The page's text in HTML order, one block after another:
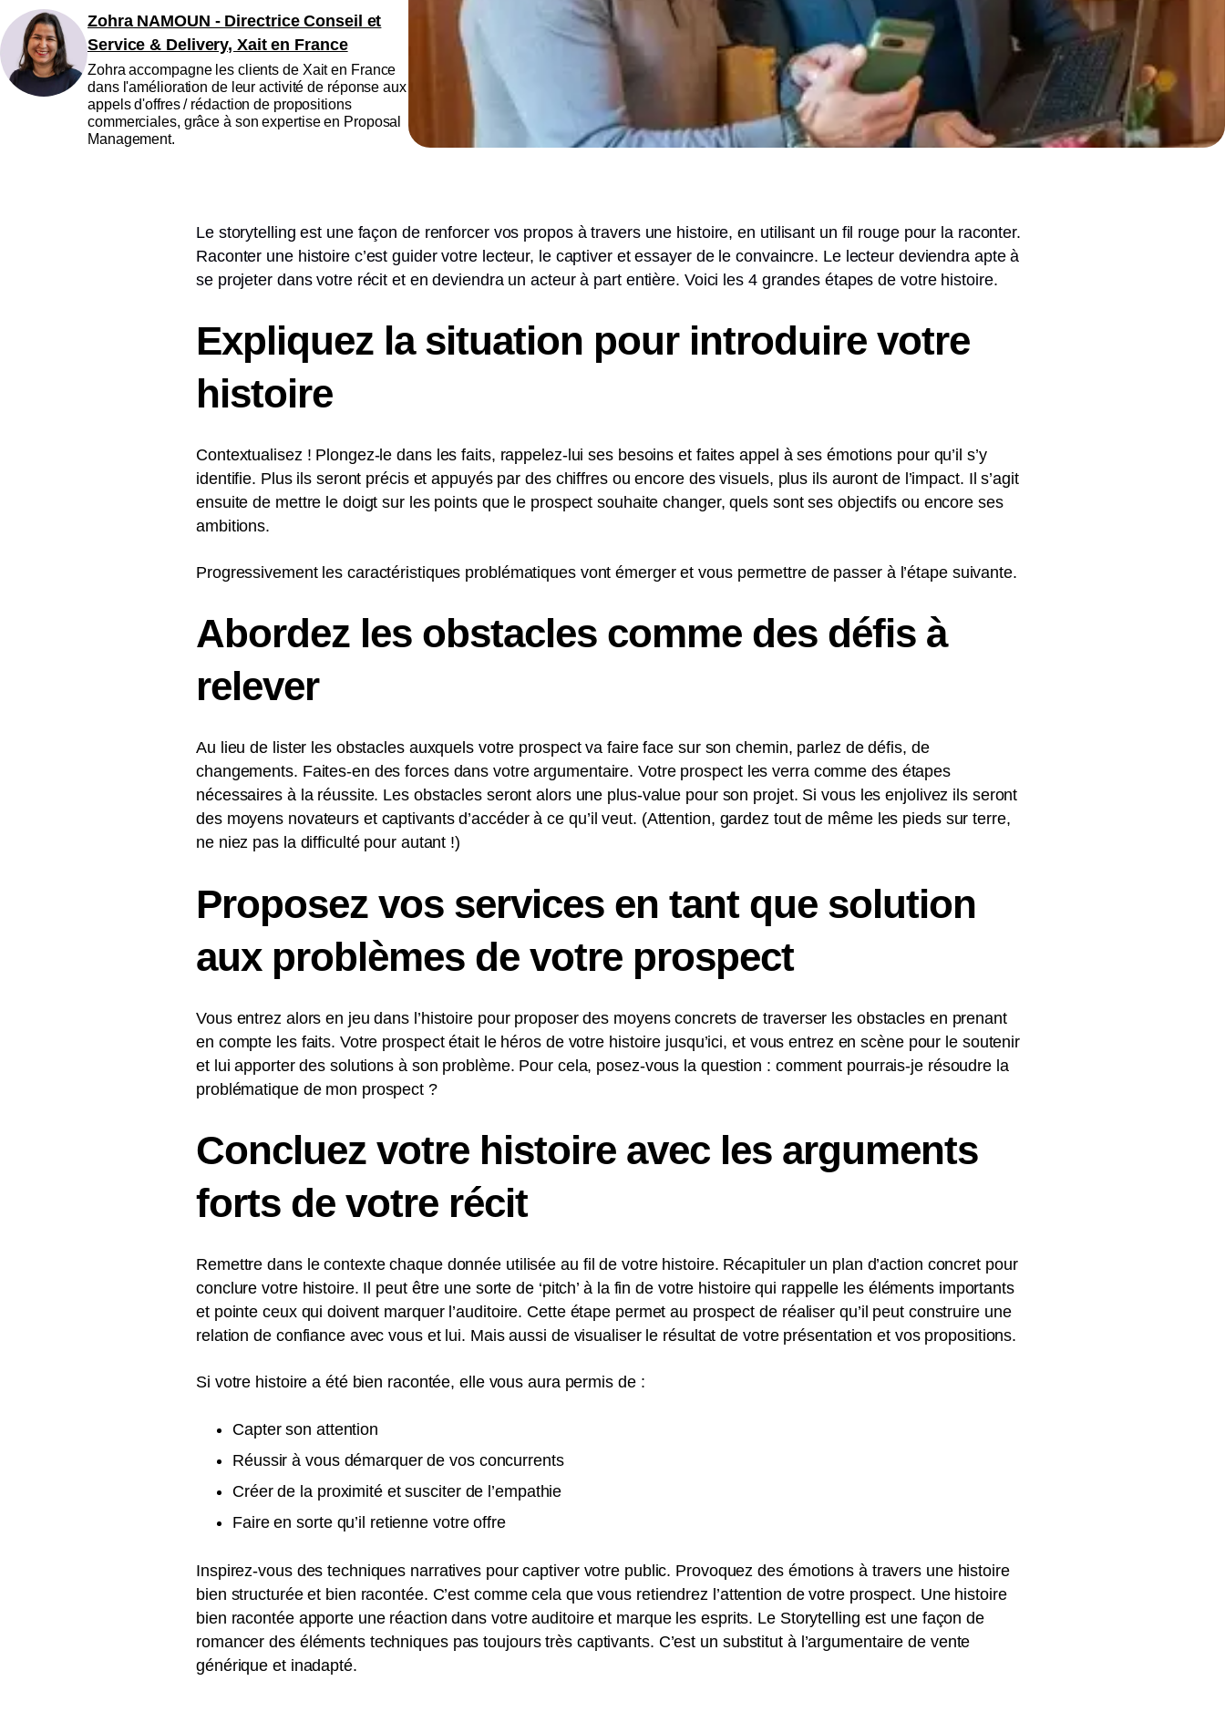
Artificielle
Zohra NAMOUN - Directrice Conseil et
Service & Delivery, Xait en France
Zohra accompagne les clients de Xait en France
dans l'amélioration de leur activité de réponse aux
appels d'offres / rédaction de propositions
commerciales, grâce à son expertise en Proposal
Management.
Le storytelling est une façon de renforcer vos propos à travers une histoire, en utilisant un fil rouge pour la raconter.
Raconter une histoire c’est guider votre lecteur, le captiver et essayer de le convaincre. Le lecteur deviendra apte à
se projeter dans votre récit et en deviendra un acteur à part entière. Voici les 4 grandes étapes de votre histoire.
Expliquez la situation pour introduire votre
histoire
Contextualisez ! Plongez-le dans les faits, rappelez-lui ses besoins et faites appel à ses émotions pour qu’il s’y
identifie. Plus ils seront précis et appuyés par des chiffres ou encore des visuels, plus ils auront de l’impact. Il s’agit
ensuite de mettre le doigt sur les points que le prospect souhaite changer, quels sont ses objectifs ou encore ses
ambitions.
Progressivement les caractéristiques problématiques vont émerger et vous permettre de passer à l’étape suivante.
Abordez les obstacles comme des défis à
relever
Au lieu de lister les obstacles auxquels votre prospect va faire face sur son chemin, parlez de défis, de
changements. Faites-en des forces dans votre argumentaire. Votre prospect les verra comme des étapes
nécessaires à la réussite. Les obstacles seront alors une plus-value pour son projet. Si vous les enjolivez ils seront
des moyens novateurs et captivants d’accéder à ce qu’il veut. (Attention, gardez tout de même les pieds sur terre,
ne niez pas la difficulté pour autant !)
Proposez vos services en tant que solution
aux problèmes de votre prospect
Vous entrez alors en jeu dans l’histoire pour proposer des moyens concrets de traverser les obstacles en prenant
en compte les faits. Votre prospect était le héros de votre histoire jusqu’ici, et vous entrez en scène pour le soutenir
et lui apporter des solutions à son problème. Pour cela, posez-vous la question : comment pourrais-je résoudre la
problématique de mon prospect ?
Concluez votre histoire avec les arguments
forts de votre récit
Remettre dans le contexte chaque donnée utilisée au fil de votre histoire. Récapituler un plan d’action concret pour
conclure votre histoire. Il peut être une sorte de ‘pitch’ à la fin de votre histoire qui rappelle les éléments importants
et pointe ceux qui doivent marquer l’auditoire. Cette étape permet au prospect de réaliser qu’il peut construire une
relation de confiance avec vous et lui. Mais aussi de visualiser le résultat de votre présentation et vos propositions.
Si votre histoire a été bien racontée, elle vous aura permis de :
Capter son attention
Réussir à vous démarquer de vos concurrents
Créer de la proximité et susciter de l’empathie
Faire en sorte qu’il retienne votre offre
Inspirez-vous des techniques narratives pour captiver votre public. Provoquez des émotions à travers une histoire
bien structurée et bien racontée. C’est comme cela que vous retiendrez l’attention de votre prospect. Une histoire
bien racontée apporte une réaction dans votre auditoire et marque les esprits. Le Storytelling est une façon de
romancer des éléments techniques pas toujours très captivants. C’est un substitut à l’argumentaire de vente
générique et inadapté.